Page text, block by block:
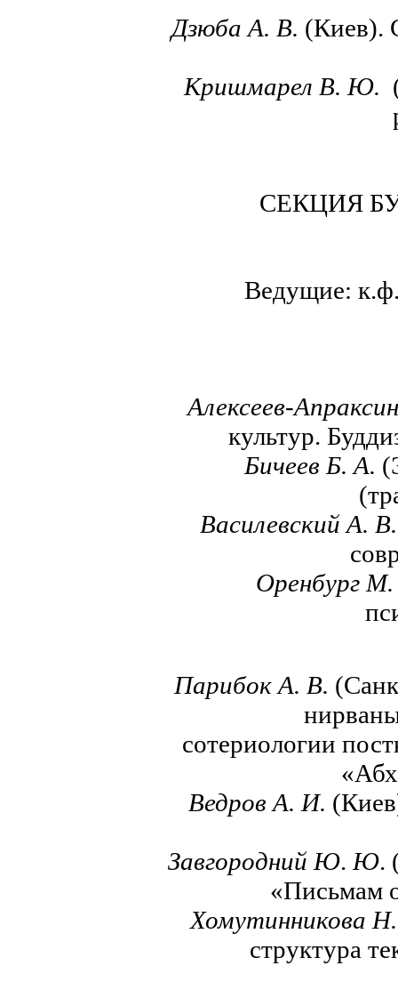
Дзюба А. В. (Киев).
Кришмарел В. Ю.
СЕКЦИЯ
Ведущие:
Алексеев-
культур.
Бичеев Б. А.
Василевский А. В.
Оренбург
Парибок А. В.
сотериологии
Ведров А. И.
Завгородний Ю. Ю.
«Письмам
Хомутинникова Н.
структура